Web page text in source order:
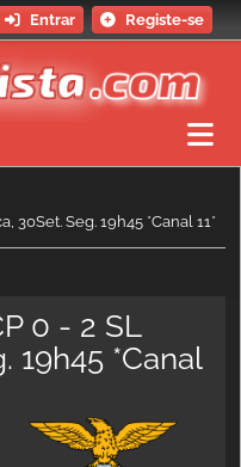
Entrar Registe-se
30Set. Seg. 19h45 *Canal 11*
0 - 2 SL
19h45 *Canal